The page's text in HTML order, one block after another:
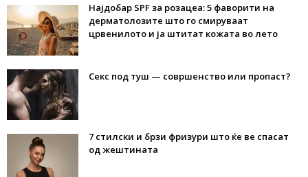
Најдобар SPF за розацеа: 5 фаворити на
дерматолозите што го смируваат
црвенилото и ја штитат кожата во лето
Секс под туш — совршенство или пропаст?
7 стилски и брзи фризури што ќе ве спасат
од жештината